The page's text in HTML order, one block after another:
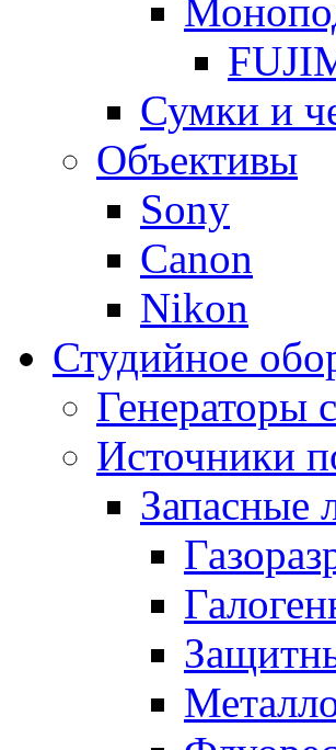
Сумки и
Объективы
Sony
Canon
Nikon
Студийное
Генераторы
Источники
Запасные